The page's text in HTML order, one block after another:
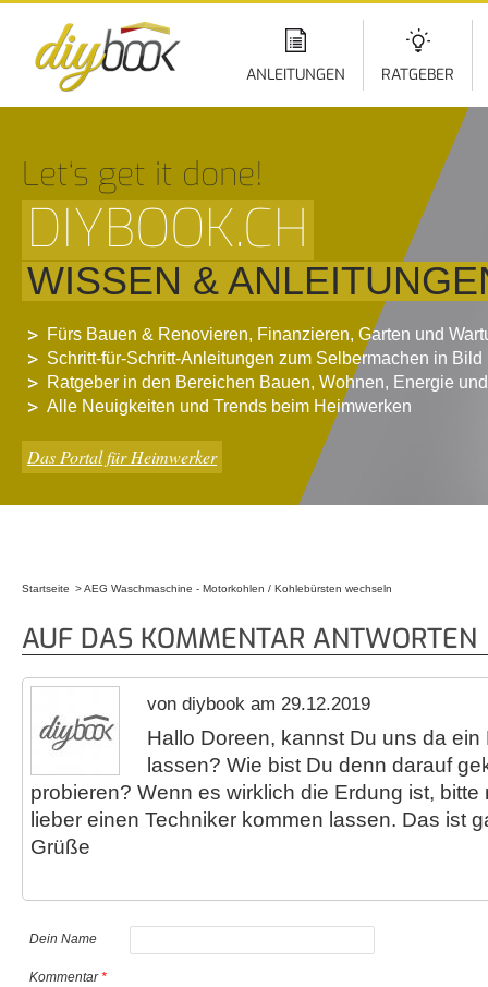
ANLEITUNGEN RATGEBER
Let‘s get it done!
DIYBOOK.CH
WISSEN &
Fürs Bauen & Renovieren, Finanzieren, Garten und
Schritt-für-Schritt-Anleitungen zum Selbermachen in Bild
Ratgeber in den Bereichen Bauen, Wohnen, Energie
Alle Neuigkeiten und Trends beim Heimwerken
Das Portal für Heimwerker
Startseite AEG Waschmaschine - Motorkohlen / Kohlebürsten wechseln
AUF DAS KOMMENTAR ANTWORTEN
von diybook am 29.12.2019
Hallo Doreen, kannst Du uns da
lassen? Wie bist Du denn darauf
probieren? Wenn es wirklich die Erdung ist,
lieber einen Techniker kommen lassen. Das ist
Grüße
Dein Name
Kommentar*